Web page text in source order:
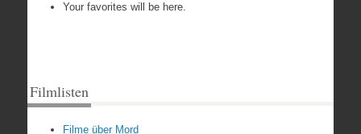
Your favorites will be here.
Filmlisten
Filme über Mord